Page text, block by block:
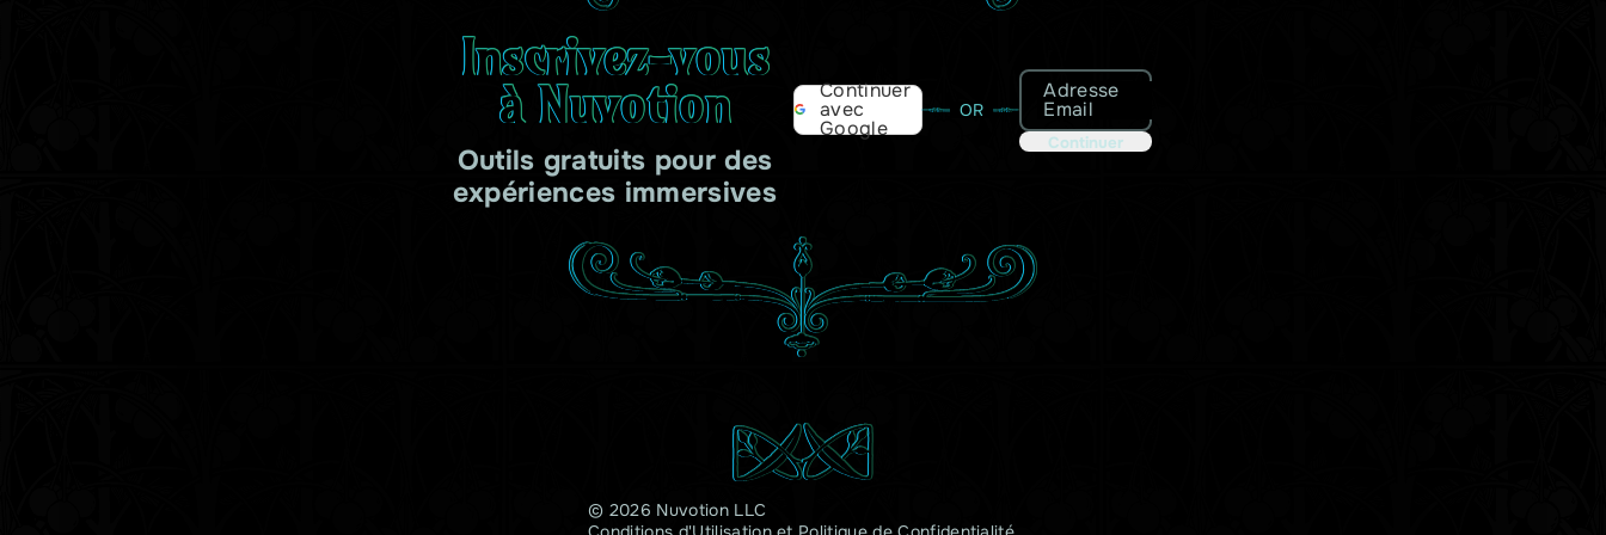
Inscrivez-vous
à Nuvotion
Outils gratuits pour des
expériences immersives
Continuer
avec
Google
OR
Adresse
Email
Continuer
© 2026 Nuvotion LLC